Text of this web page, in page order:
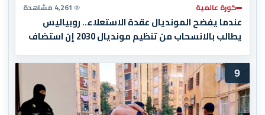
كورة عالمية 4,261 مشاهدة
عندما يفضح المونديال عقدة الاستعلاء.. روبياليس
يطالب بالانسحاب من تنظيم مونديال 2030 إن استضاف
المغرب المباراة النهائية!
9